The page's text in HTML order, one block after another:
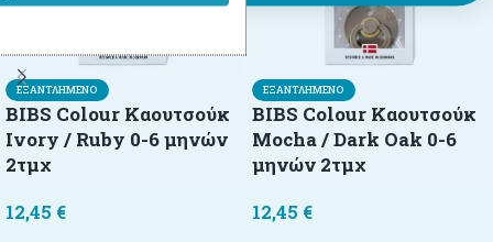
ΕΞΑΝΤΛΗΜΈΝΟ
BIBS Colour Καουτσούκ
Ivory / Ruby 0-6 μηνών
2τμχ
12,45 €
ΕΞΑΝΤΛΗΜΈΝΟ
BIBS Colour Καουτσούκ
Mocha / Dark Oak 0-6
μηνών 2τμχ
12,45 €